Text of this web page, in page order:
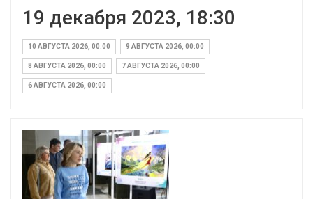
19 декабря 2023, 18:30
10 АВГУСТА 2026, 00:00 9 АВГУСТА 2026, 00:00
8 АВГУСТА 2026, 00:00 7 АВГУСТА 2026, 00:00
6 АВГУСТА 2026, 00:00